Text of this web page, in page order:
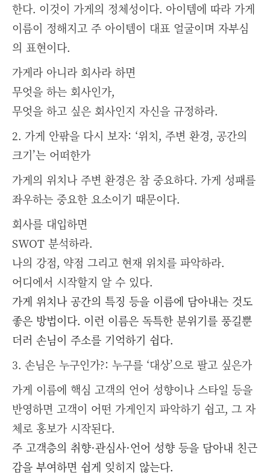
한다. 이것이 가게의 정체성이다. 아이템에 따라 가게
이름이 정해지고 주 아이템이 대표 얼굴이며 자부심
의 표현이다.
가게라 아니라 회사라 하면
무엇을 하는 회사인가,
무엇을 하고 싶은 회사인지 자신을 규정하라.
2. 가게 안팎을 다시 보자: ‘위치, 주변 환경, 공간의
크기’는 어떠한가
가게의 위치나 주변 환경은 참 중요하다. 가게 성패를
좌우하는 중요한 요소이기 때문이다.
회사를 대입하면
SWOT 분석하라.
나의 강점, 약점 그리고 현재 위치를 파악하라.
어디에서 시작할지 알 수 있다.
가게 위치나 공간의 특징 등을 이름에 담아내는 것도
좋은 방법이다. 이런 이름은 독특한 분위기를 풍길뿐
더러 손님이 주소를 기억하기 쉽다.
3. 손님은 누구인가?: 누구를 ‘대상’으로 팔고 싶은가
가게 이름에 핵심 고객의 언어 성향이나 스타일 등을
반영하면 고객이 어떤 가게인지 파악하기 쉽고, 그 자
체로 홍보가 시작된다.
주 고객층의 취향·관심사·언어 성향 등을 담아내 친근
감을 부여하면 쉽게 잊히지 않는다.